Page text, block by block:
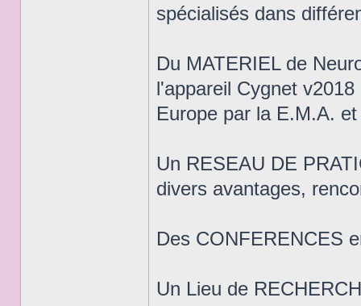
spécialisés dans
Du MATERIEL de
l'appareil Cygnet
Europe par la E.M.A.
Un RESEAU DE
divers avantages,
Des CONFERENCES
Un Lieu de